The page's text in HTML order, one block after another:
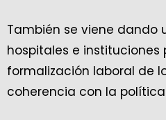
También se viene
hospitales e instituciones
formalización laboral de
coherencia con la